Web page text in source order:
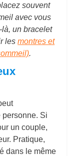
souvent
avec vous
là, un bracelet
lesmontres et
.
personne. Si
un couple,
Pratique,
dans le même